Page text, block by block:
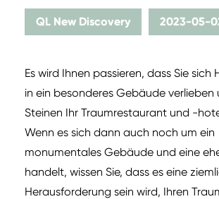
QL New Discovery 2023-05-
Es wird Ihnen passieren, dass Sie sich
in ein besonderes Gebäude verlieben
Steinen Ihr Traumrestaurant und -
Wenn es sich dann auch noch um ein
monumentales Gebäude und eine
handelt, wissen Sie, dass es eine
Herausforderung sein wird, Ihren